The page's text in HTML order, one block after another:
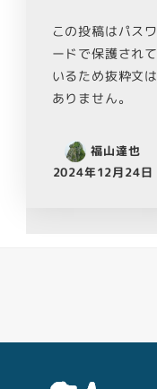
この投稿はパスワ
ードで保護されて
いるため抜粋文は
ありません。
福山達也
2024年12月24日